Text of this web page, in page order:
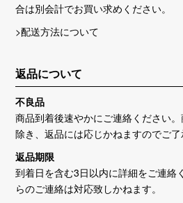
合は別会計でお買い求めください。
>配送方法について
返品について
不良品
商品到着後速やかにご連絡ください
除き、返品には応じかねますのでご了
返品期限
到着日を含む3日以内に詳細をご連絡
らのご連絡は対応致しかねます。